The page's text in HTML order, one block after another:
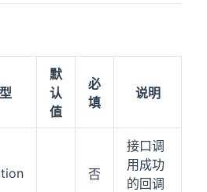
默
认
值
必
填
说明
否
接口调
用成功
的回调